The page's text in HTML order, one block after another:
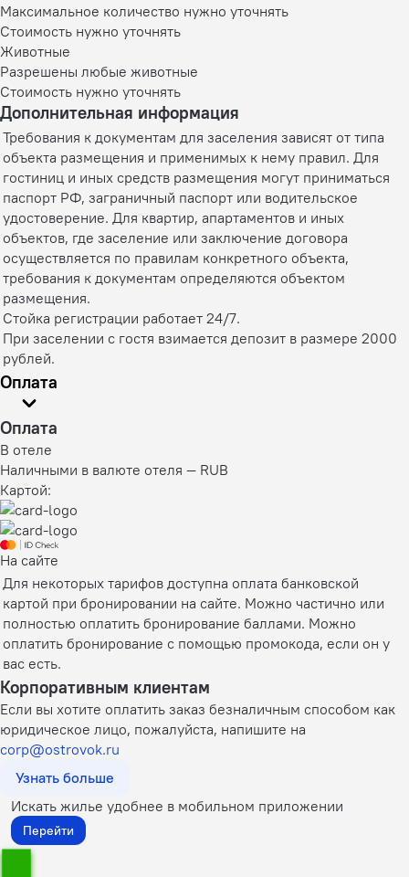
Максимальное количество нужно уточнять
Стоимость нужно уточнять
Животные
Разрешены любые животные
Стоимость нужно уточнять
Дополнительная информация
Требования к документам для заселения зависят от типа
объекта размещения и применимых к нему правил. Для
гостиниц и иных средств размещения могут приниматься
паспорт РФ, заграничный паспорт или водительское
удостоверение. Для квартир, апартаментов и иных
объектов, где заселение или заключение договора
осуществляется по правилам конкретного объекта,
требования к документам определяются объектом
размещения.
Стойка регистрации работает 24/7.
При заселении с гостя взимается депозит в размере 2000
рублей.
Оплата
Оплата
В отеле
Наличными в валюте отеля — RUB
Картой:
На сайте
Для некоторых тарифов доступна оплата банковской
картой при бронировании на сайте. Можно частично или
полностью оплатить бронирование баллами. Можно
оплатить бронирование с помощью промокода, если он у
вас есть.
Корпоративным клиентам
Если вы хотите оплатить заказ безналичным способом как
юридическое лицо, пожалуйста, напишите на
corp@ostrovok.ru
Узнать больше
Искать жилье удобнее в мобильном приложении
Перейти